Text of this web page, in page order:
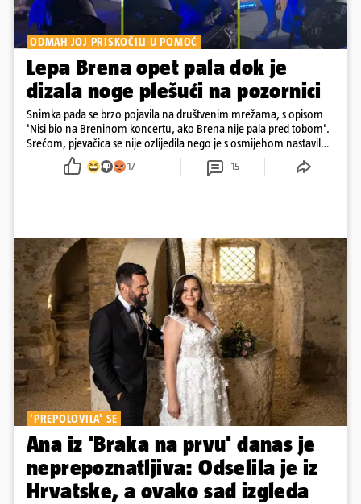
ODMAH JOJ PRISKOČILI U POMOĆ
Lepa Brena opet pala dok je
dizala noge plešući na pozornici
Snimka pada se brzo pojavila na društvenim mrežama, s opisom
'Nisi bio na Breninom koncertu, ako Brena nije pala pred tobom'.
Srećom, pjevačica se nije ozlijedila nego je s osmijehom nastavila
17 15
'PREPOLOVILA' SE
Ana iz 'Braka na prvu' danas je
neprepoznatljiva: Odselila je iz
Hrvatske, a ovako sad izgleda